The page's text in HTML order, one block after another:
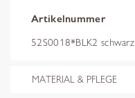
Artikelnummer
52S0018*BLK2 schwarz
MATERIAL & PFLEGE